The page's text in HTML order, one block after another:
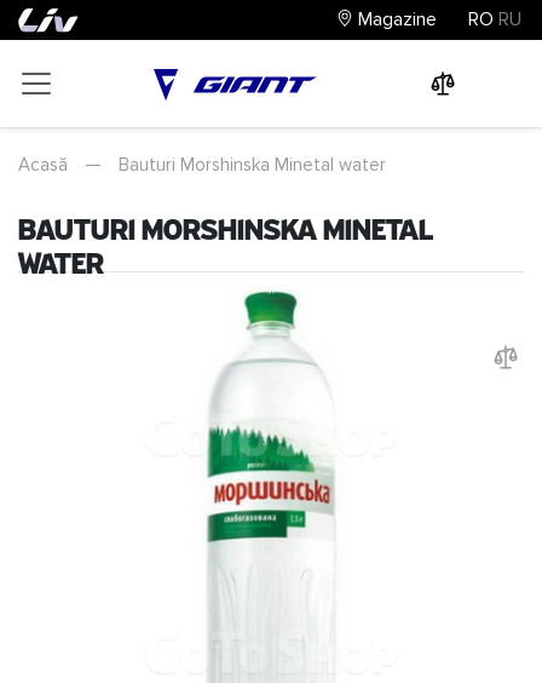
Magazine RO RU
Acasă — Bauturi Morshinska Minetal water
Bauturi Morshinska Minetal
water